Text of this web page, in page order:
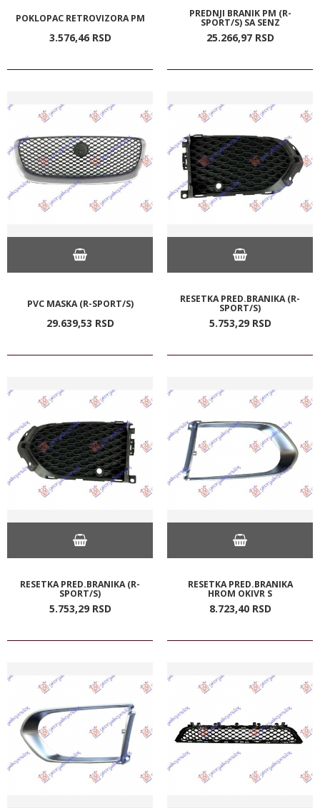
POKLOPAC RETROVIZORA PM
3.576,46 RSD
PREDNJI BRANIK PM (R-
SPORT/S) SA SENZ
25.266,97 RSD
PVC MASKA (R-SPORT/S)
29.639,53 RSD
RESETKA PRED.BRANIKA (R-
SPORT/S)
5.753,29 RSD
RESETKA PRED.BRANIKA (R-
SPORT/S)
5.753,29 RSD
RESETKA PRED.BRANIKA
HROM OKIVR S
8.723,40 RSD